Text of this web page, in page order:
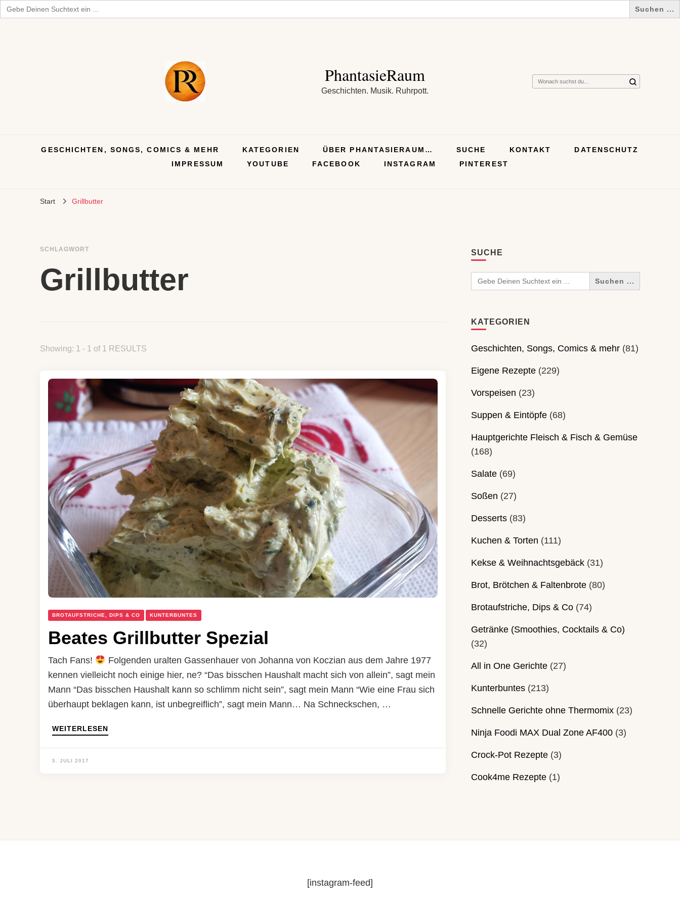
Search
for:
PhantasieRaum
Geschichten. Musik. Ruhrpott.
Suchst
GESCHICHTEN, SONGS, COMICS & MEHR KATEGORIEN ÜBER PHANTASIERAUM… SUCHE KONTAKT
DATENSCHUTZ
IMPRESSUM
YOUTUBE FACEBOOK INSTAGRAM PINTEREST
Start Grillbutter
SCHLAGWORT
Grillbutter
Showing: 1 - 1 of 1 RESULTS
BROTAUFSTRICHE, DIPS & CO KUNTERBUNTES
Beates Grillbutter Spezial
Tach Fans!
Folgenden uralten Gassenhauer von Johanna von Koczian aus dem Jahre 1977
kennen vielleicht noch einige hier, ne? “Das bisschen Haushalt macht sich von allein”, sagt mein
Mann “Das bisschen Haushalt kann so schlimm nicht sein”, sagt mein Mann “Wie eine Frau sich
überhaupt beklagen kann, ist unbegreiflich”, sagt mein Mann… Na Schneckschen, …
WEITERLESEN
5. JULI 2017
SUCHE
Search
for:
KATEGORIEN
Geschichten, Songs, Comics & mehr(81)
Eigene Rezepte(229)
Vorspeisen (23)
Suppen & Eintöpfe(68)
Hauptgerichte Fleisch & Fisch & Gemüse
(168)
Salate(69)
Soßen (27)
Desserts(83)
Kuchen & Torten (111)
Kekse & Weihnachtsgebäck(31)
Brot, Brötchen & Faltenbrote(80)
Brotaufstriche, Dips & Co(74)
Getränke (Smoothies, Cocktails & Co)
(32)
All in One Gerichte(27)
Kunterbuntes(213)
Schnelle Gerichte ohne Thermomix(23)
Ninja Foodi MAX Dual Zone AF400(3)
Crock-Pot Rezepte(3)
Cook4me Rezepte(1)
[instagram-feed]